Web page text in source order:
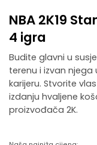
NBA 2K19
4 igra
Budite glavni u
terenu i izvan
karijeru. Stvorite
izdanju hvaljene
proizvođača 2K.